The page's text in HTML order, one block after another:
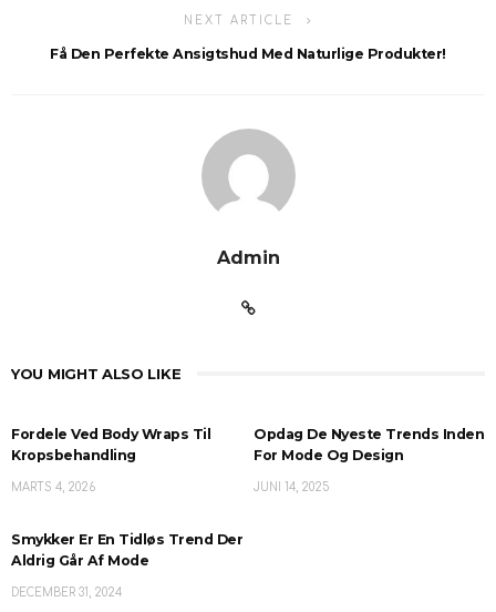
NEXT ARTICLE
Få Den Perfekte Ansigtshud Med Naturlige Produkter!
Admin
YOU MIGHT ALSO LIKE
Fordele Ved Body Wraps Til
Kropsbehandling
MARTS 4, 2026
Opdag De Nyeste Trends Inden
For Mode Og Design
JUNI 14, 2025
Smykker Er En Tidløs Trend Der
Aldrig Går Af Mode
DECEMBER 31, 2024